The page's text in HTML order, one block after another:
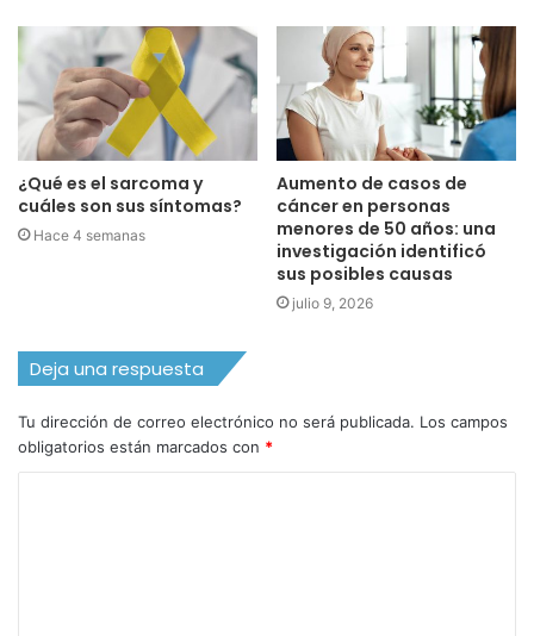
¿Qué es el sarcoma y
cuáles son sus síntomas?
Hace 4 semanas
Aumento de casos de
cáncer en personas
menores de 50 años: una
investigación identificó
sus posibles causas
julio 9, 2026
Deja una respuesta
Tu dirección de correo electrónico no será publicada. Los campos
obligatorios están marcados con *